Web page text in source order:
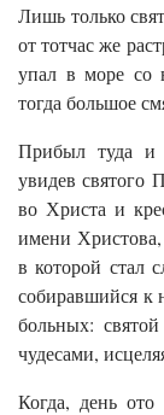
Лишь только
от тотчас же
упал в море со
тогда большое
Прибыл туда и
увидев святого
во Христа и
имени Христова,
в которой стал
собиравшийся к
больных:
чудесами,
Когда, день